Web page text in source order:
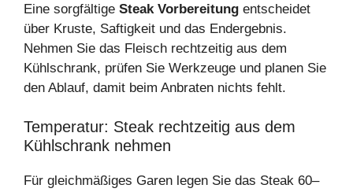
Eine sorgfältige Steak Vorbereitung entscheidet
über Kruste, Saftigkeit und das Endergebnis.
Nehmen Sie das Fleisch rechtzeitig aus dem
Kühlschrank, prüfen Sie Werkzeuge und planen Sie
den Ablauf, damit beim Anbraten nichts fehlt.
Temperatur: Steak rechtzeitig aus dem
Kühlschrank nehmen
Für gleichmäßiges Garen legen Sie das Steak 60–